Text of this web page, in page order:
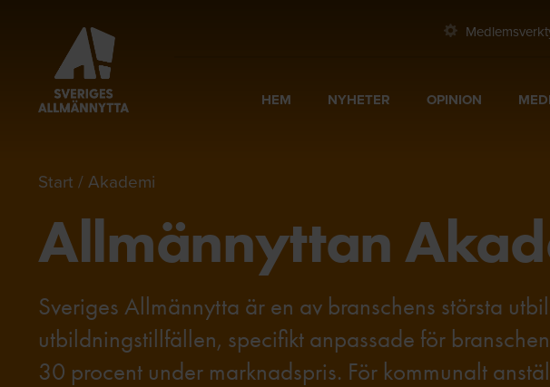
HEM NYHETER OPINION
Start Akademi
Allmännyttan
Sveriges Allmännytta är en av branschens största
utbildningstillfällen, specifikt anpassade för
30 procent under marknadspris. För kommunalt